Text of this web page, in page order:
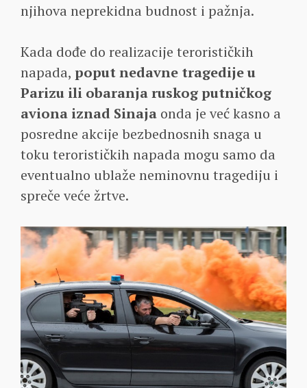
njihova neprekidna budnost i pažnja.
Kada dođe do realizacije terorističkih
napada, poput nedavne tragedije u
Parizu ili obaranja ruskog putničkog
aviona iznad Sinaja onda je već kasno a
posredne akcije bezbednosnih snaga u
toku terorističkih napada mogu samo da
eventualno ublaže neminovnu tragediju i
spreče veće žrtve.